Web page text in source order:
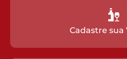
Cadastre sua